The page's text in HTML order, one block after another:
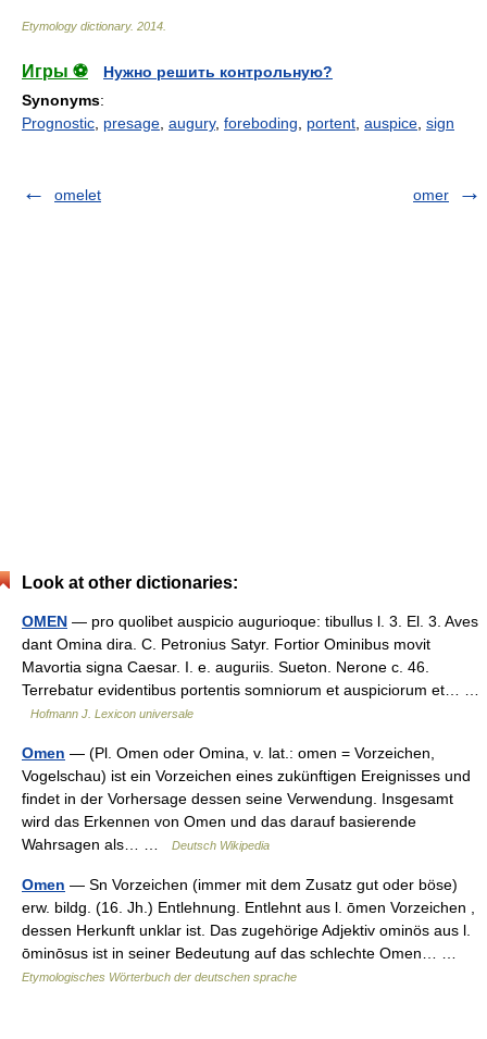
Etymology dictionary. 2014
Игры ⚽
Нужно решить контрольную?
Synonyms:
Prognostic presage augury, foreboding portent auspice sign
omelet omer
Look at other dictionaries:
OMEN — pro quolibet auspicio augurioque: tibullus l. 3. El. 3. Aves
dant Omina dira. C. Petronius Satyr. Fortior Ominibus movit
Mavortia signa Caesar. I. e. auguriis. Sueton. Nerone c. 46.
Terrebatur evidentibus portentis somniorum et auspiciorum et… …
Hofmann J. Lexicon universale
Omen — (Pl. Omen oder Omina, v. lat.: omen = Vorzeichen,
Vogelschau) ist ein Vorzeichen eines zukünftigen Ereignisses und
findet in der Vorhersage dessen seine Verwendung. Insgesamt
wird das Erkennen von Omen und das darauf basierende
Wahrsagen als… …
Deutsch Wikipedia
Omen — Sn Vorzeichen (immer mit dem Zusatz gut oder böse)
erw. bildg. (16. Jh.) Entlehnung. Entlehnt aus l. ōmen Vorzeichen ,
dessen Herkunft unklar ist. Das zugehörige Adjektiv ominös aus l.
ōminōsus ist in seiner Bedeutung auf das schlechte Omen… …
Etymologisches Wörterbuch der deutschen sprache